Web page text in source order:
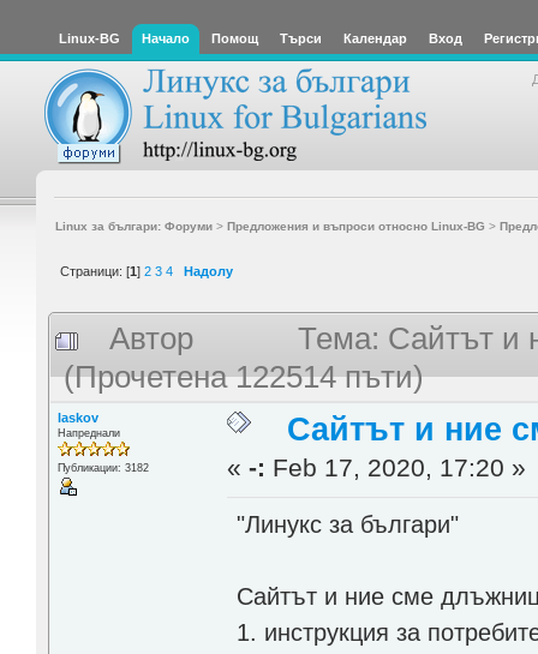
Linux-BG Начало Помощ Търси Календар Вход
Linux за българи: Форуми> Предложения и въпроси относно Linux-BG >
Страници: [1] 2 3 4 Надолу
Автор
Тема: Сайтът и
(Прочетена 122514 пъти)
laskov
Напреднали
Публикации: 3182
Сайтът и ние
«-: Feb 17, 2020, 17:20 »
"Линукс за българи"
Сайтът и ние сме
1. инструкция за